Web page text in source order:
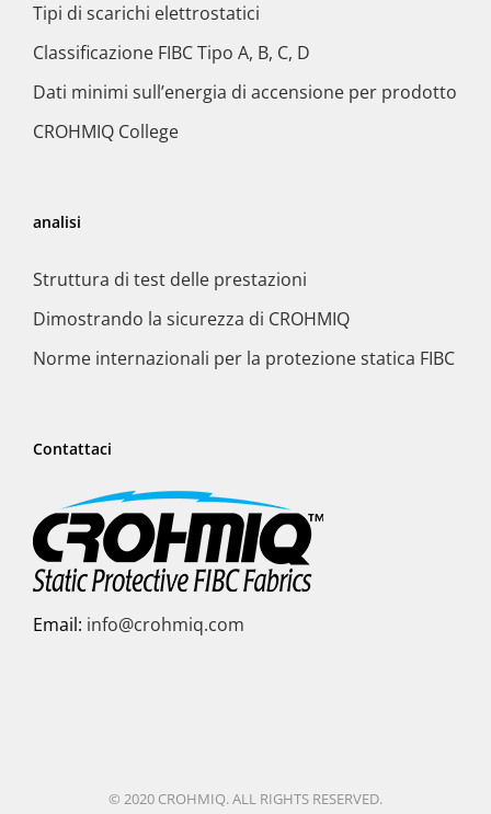
Tipi di scarichi elettrostatici
Classificazione FIBC Tipo A, B, C, D
Dati minimi sull’energia di accensione per prodotto
CROHMIQ College
analisi
Struttura di test delle prestazioni
Dimostrando la sicurezza di CROHMIQ
Norme internazionali per la protezione statica FIBC
Contattaci
Email: info@crohmiq.com
© 2020 CROHMIQ. ALL RIGHTS RESERVED.